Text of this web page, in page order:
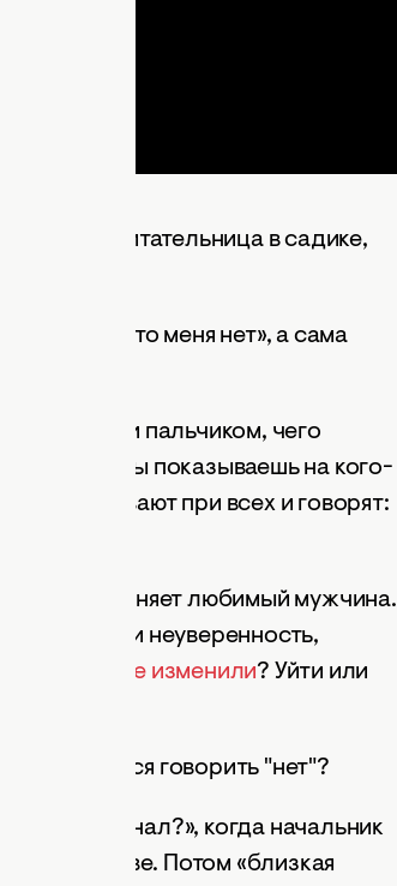
воспитательница в садике,
«Скажи, что меня нет», а сама
«Покажи пальчиком, чего
лет 5, и ты показываешь на кого-
вычитывают при всех и говорят:
– изменяет любимый мужчина.
злоба и неуверенность,
если тебе изменили? Уйти или
и научиться говорить "нет"?
профессионал?», когда начальник
коллективе. Потом «близкая